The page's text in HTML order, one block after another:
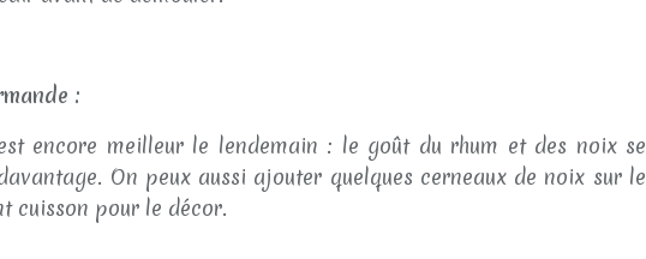
:
encore meilleur le lendemain : le goût du rhum et des noix se
On peux aussi ajouter quelques cerneaux de noix sur le
cuisson pour le décor.